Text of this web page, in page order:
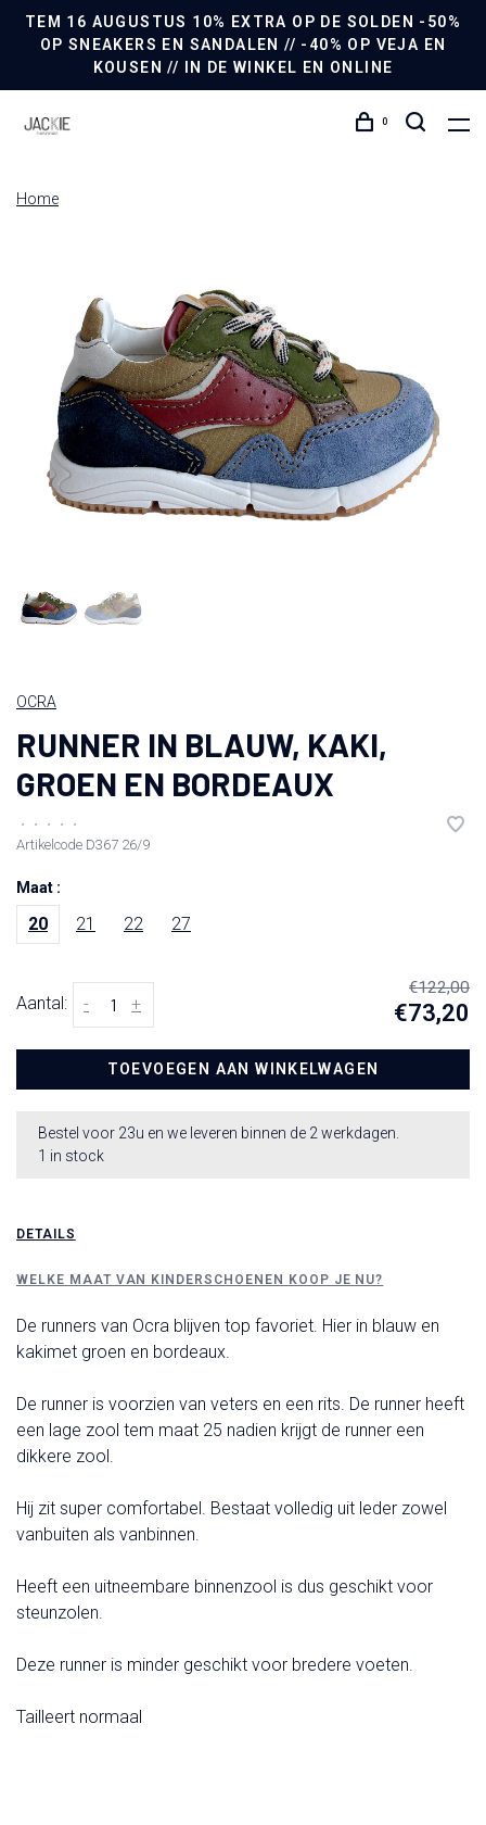
TEM 16 AUGUSTUS 10% EXTRA OP DE SOLDEN -50%
OP SNEAKERS EN SANDALEN // -40% OP VEJA EN
KOUSEN // IN DE WINKEL EN ONLINE
0
Home
OCRA
RUNNER IN BLAUW, KAKI,
GROEN EN BORDEAUX
• • • •
•
Artikelcode D367 26/9
Maat :
20 21 22 27
Aantal: +
-
€122,00
€73,20
TOEVOEGEN AAN WINKELWAGEN
Bestel voor 23u en we leveren binnen de 2 werkdagen.
1 in stock
DETAILS
WELKE MAAT VAN KINDERSCHOENEN KOOP JE NU?
De runners van Ocra blijven top favoriet. Hier in blauw en
kakimet groen en bordeaux.
De runner is voorzien van veters en een rits. De runner heeft
een lage zool tem maat 25 nadien krijgt de runner een
dikkere zool.
Hij zit super comfortabel. Bestaat volledig uit leder zowel
vanbuiten als vanbinnen.
Heeft een uitneembare binnenzool is dus geschikt voor
steunzolen.
Deze runner is minder geschikt voor bredere voeten.
Tailleert normaal